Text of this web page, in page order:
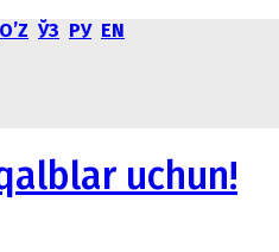
OʼZ ЎЗ РУ EN